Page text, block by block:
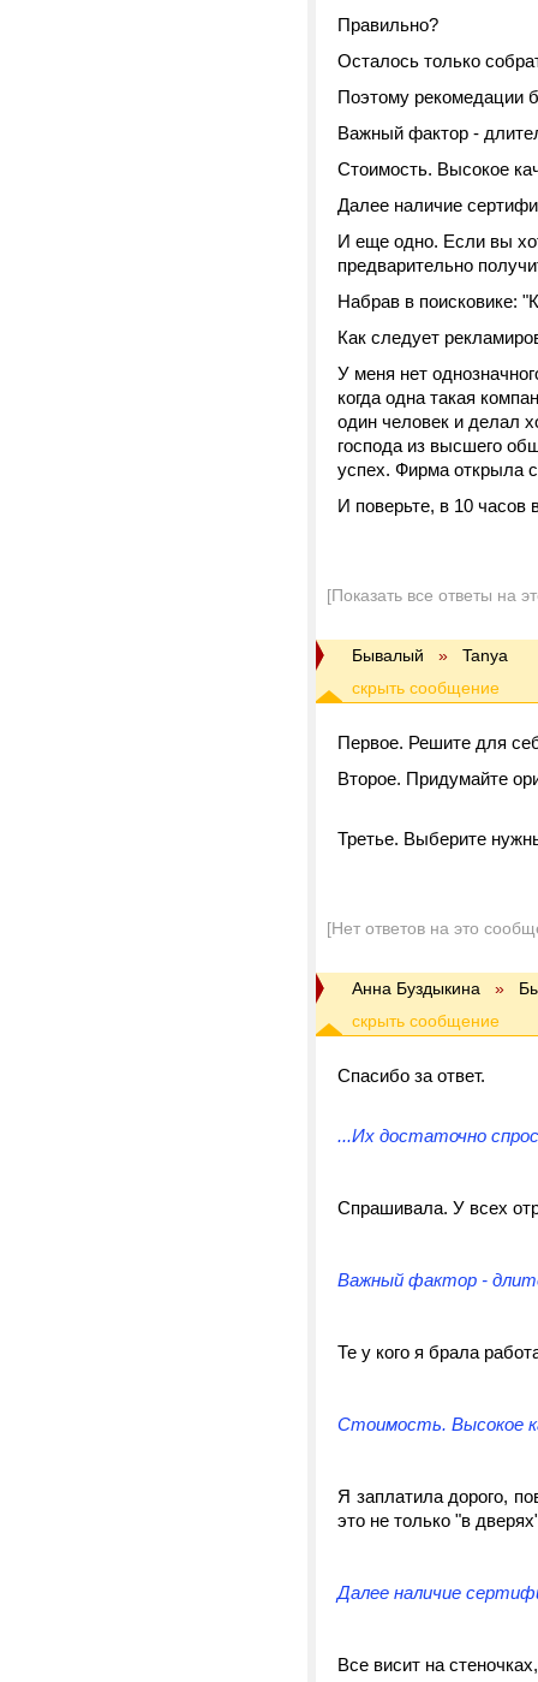
Правильно?
Осталось только
Поэтому рекомедации
Важный фактор -
Стоимость. Высокое
Далее наличие
И еще одно. Если вы
предварительно
Набрав в поисковике:
Как следует
У меня нет
когда одна такая
один человек и делал
господа из высшего
успех. Фирма открыла
И поверьте, в 10 часов
[Показать все ответы на
Бывалый » Tanya
Первое. Решите для
Второе. Придумайте
Третье. Выберите
[Нет ответов на это
Анна Буздыкина »
Спасибо за ответ.
...Их достаточно
Спрашивала. У всех
Важный фактор -
Те у кого я брала
Стоимость. Высокое
Я заплатила дорого,
это не только "в
Далее наличие
Все висит на